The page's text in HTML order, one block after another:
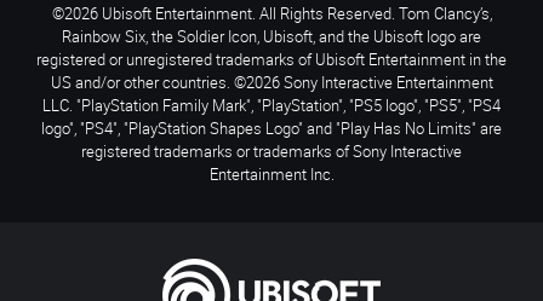
©2026 Ubisoft Entertainment. All Rights Reserved. Tom Clancy’s,
Rainbow Six, the Soldier Icon, Ubisoft, and the Ubisoft logo are
registered or unregistered trademarks of Ubisoft Entertainment in the
US and/or other countries. ©2026 Sony Interactive Entertainment
LLC. "PlayStation Family Mark", "PlayStation", "PS5 logo", "PS5", "PS4
logo", "PS4", "PlayStation Shapes Logo" and "Play Has No Limits" are
registered trademarks or trademarks of Sony Interactive
Entertainment Inc.